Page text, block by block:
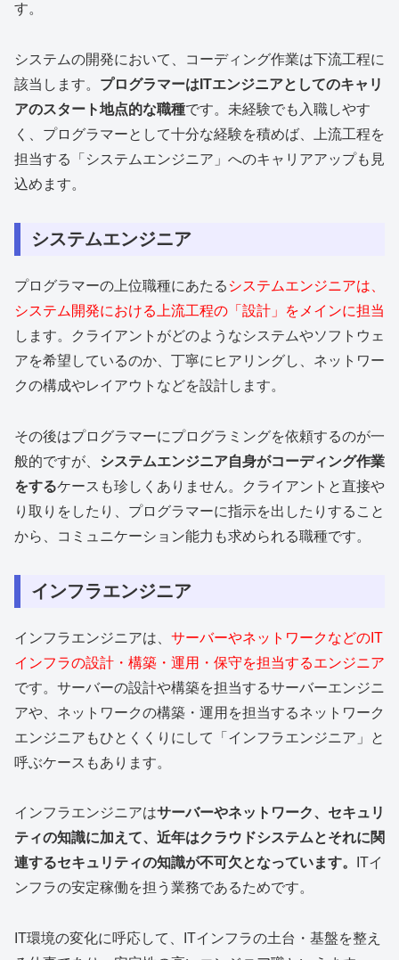
す。
システムの開発において、コーディング作業は下流工程に
該当します。 プログラマーはITエンジニアとしてのキャリ
アのスタート地点的な職種です。未経験でも入職しやす
く、プログラマーとして十分な経験を積めば、上流工程を
担当する「システムエンジニア」へのキャリアアップも見
込めます。
システムエンジニア
プログラマーの上位職種にあたる システムエンジニアは、
システム開発における上流工程の「設計」をメインに担当
します。クライアントがどのようなシステムやソフトウェ
アを希望しているのか、丁寧にヒアリングし、ネットワー
クの構成やレイアウトなどを設計します。
その後はプログラマーにプログラミングを依頼するのが一
般的ですが、 システムエンジニア自身がコーディング作業
をするケースも珍しくありません。クライアントと直接や
り取りをしたり、プログラマーに指示を出したりすること
から、コミュニケーション能力も求められる職種です。
インフラエンジニア
インフラエンジニアは、 サーバーやネットワークなどのIT
インフラの設計・構築・運用・保守を担当するエンジニア
です。サーバーの設計や構築を担当するサーバーエンジニ
アや、ネットワークの構築・運用を担当するネットワーク
エンジニアもひとくくりにして「インフラエンジニア」と
呼ぶケースもあります。
インフラエンジニアはサーバーやネットワーク、セキュリ
ティの知識に加えて、近年はクラウドシステムとそれに関
連するセキュリティの知識が不可欠となっています。
ITイ
ンフラの安定稼働を担う業務であるためです。
IT環境の変化に呼応して、ITインフラの土台・基盤を整え